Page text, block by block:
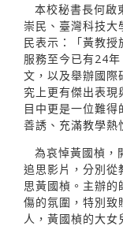
本校秘書長何啟
崇民、臺灣科技大
民表示：「黃教授
服務至今已有24
文，以及舉辦國際
究上更有傑出表
目中更是一位難
善誘、充滿教學熱
為哀悼黃國楨，
追思影片，分別從
思黃國楨。主辦
傷的氛圍，特別致
人，黃國楨的大